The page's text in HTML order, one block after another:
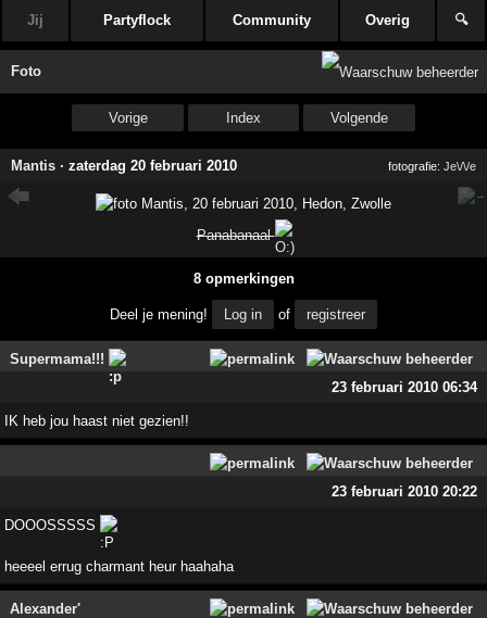
Jij Partyflock Community Overig 🔍
Foto
Vorige Index Volgende
Mantis ·zaterdag 20 februari 2010 fotografie: Je\/\/e
Panabanaal
8 opmerkingen
Deel je mening! Log in of registreer
Supermama!!!
23 februari 2010 06:34
IK heb jou haast niet gezien!!
23 februari 2010 20:22
DOOOSSSSS
heeeel errug charmant heur haahaha
Alexander'